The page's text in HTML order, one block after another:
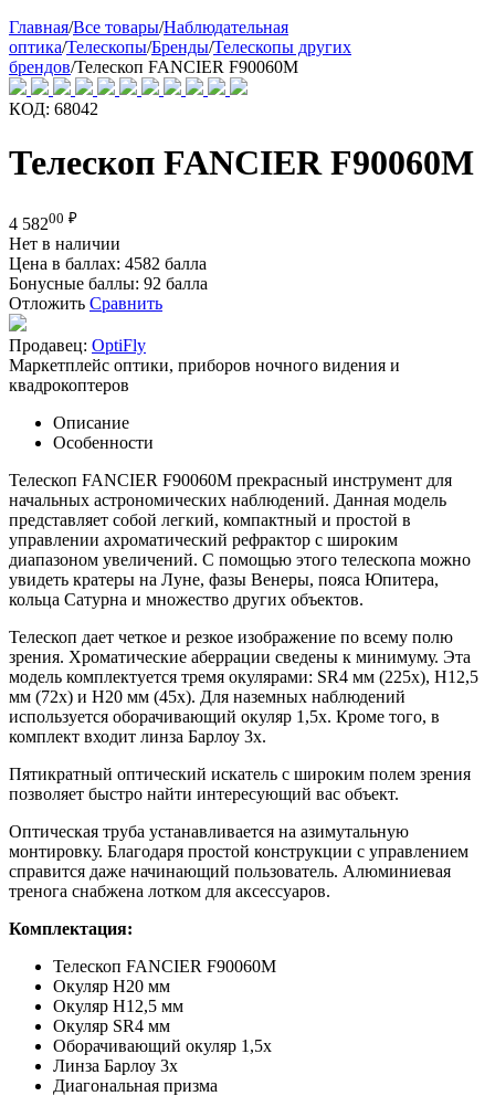
Главная/Все товары/Наблюдательная
оптика/Телескопы/Бренды/Телескопы других
брендов/Телескоп FANCIER F90060M
КОД: 68042
Телескоп FANCIER F90060M
4 58200 ₽
Нет в наличии
Цена в баллах: 4582 балла
Бонусные баллы: 92 балла
Отложить Сравнить
Продавец: OptiFly
Маркетплейс оптики, приборов ночного видения и
квадрокоптеров
Описание
Особенности
Телескоп FANCIER F90060M прекрасный инструмент для
начальных астрономических наблюдений. Данная модель
представляет собой легкий, компактный и простой в
управлении ахроматический рефрактор с широким
диапазоном увеличений. С помощью этого телескопа можно
увидеть кратеры на Луне, фазы Венеры, пояса Юпитера,
кольца Сатурна и множество других объектов.
Телескоп дает четкое и резкое изображение по всему полю
зрения. Хроматические аберрации сведены к минимуму. Эта
модель комплектуется тремя окулярами: SR4 мм (225x), H12,5
мм (72x) и H20 мм (45x). Для наземных наблюдений
используется оборачивающий окуляр 1,5x. Кроме того, в
комплект входит линза Барлоу 3x.
Пятикратный оптический искатель с широким полем зрения
позволяет быстро найти интересующий вас объект.
Оптическая труба устанавливается на азимутальную
монтировку. Благодаря простой конструкции с управлением
справится даже начинающий пользователь. Алюминиевая
тренога снабжена лотком для аксессуаров.
Комплектация:
Телескоп FANCIER F90060M
Окуляр H20 мм
Окуляр H12,5 мм
Окуляр SR4 мм
Оборачивающий окуляр 1,5x
Линза Барлоу 3x
Диагональная призма